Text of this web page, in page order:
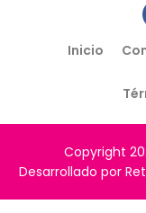
Inicio
Copyright
Desarrollado por